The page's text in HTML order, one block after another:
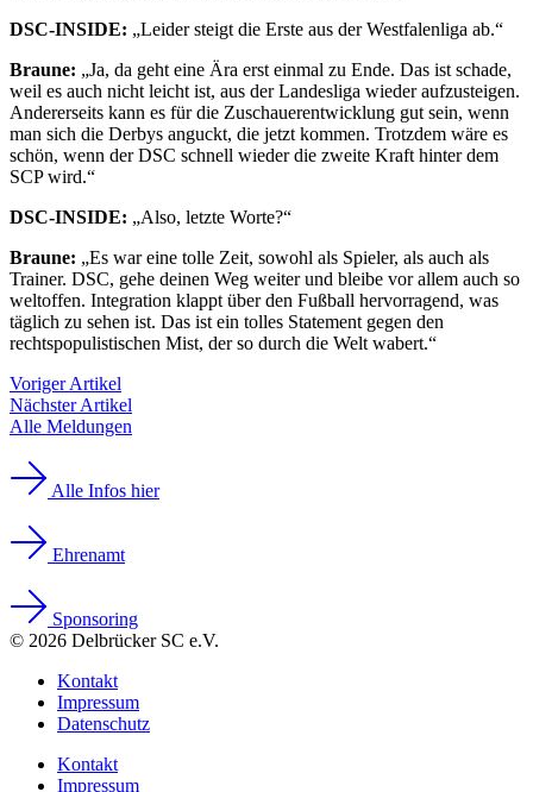
DSC-INSIDE: „Leider steigt die Erste aus der Westfalenliga ab.“
Braune: „Ja, da geht eine Ära erst einmal zu Ende. Das ist schade,
weil es auch nicht leicht ist, aus der Landesliga wieder aufzusteigen.
Andererseits kann es für die Zuschauerentwicklung gut sein, wenn
man sich die Derbys anguckt, die jetzt kommen. Trotzdem wäre es
schön, wenn der DSC schnell wieder die zweite Kraft hinter dem
SCP wird.“
DSC-INSIDE: „Also, letzte Worte?“
Braune: „Es war eine tolle Zeit, sowohl als Spieler, als auch als
Trainer. DSC, gehe deinen Weg weiter und bleibe vor allem auch so
weltoffen. Integration klappt über den Fußball hervorragend, was
täglich zu sehen ist. Das ist ein tolles Statement gegen den
rechtspopulistischen Mist, der so durch die Welt wabert.“
Voriger Artikel
Nächster Artikel
Alle Meldungen
Alle Infos hier
Ehrenamt
Sponsoring
© 2026 Delbrücker SC e.V.
Kontakt
Impressum
Datenschutz
Kontakt
Impressum